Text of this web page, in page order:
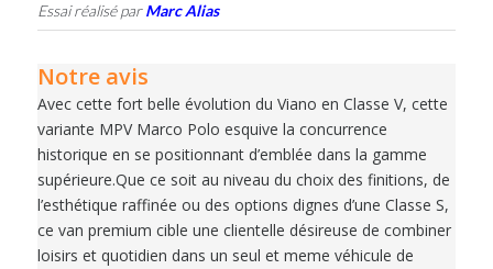
Essai réalisé parMarc Alias
Notre avis
Avec cette fort belle évolution du Viano en Classe V, cette
variante MPV Marco Polo esquive la concurrence
historique en se positionnant d’emblée dans la gamme
supérieure.Que ce soit au niveau du choix des finitions, de
l’esthétique raffinée ou des options dignes d’une Classe S,
ce van premium cible une clientelle désireuse de combiner
loisirs et quotidien dans un seul et meme véhicule de